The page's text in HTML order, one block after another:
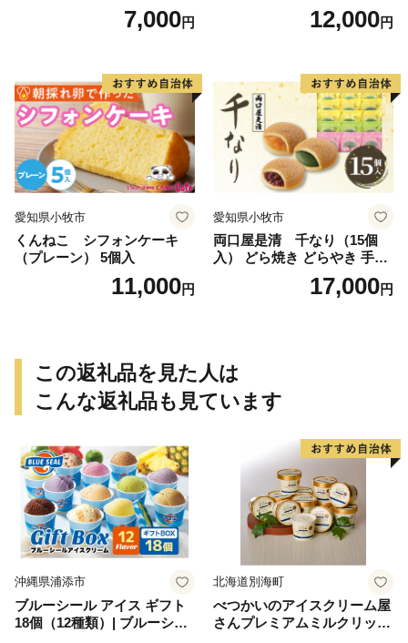
7,000円 12,000円
愛知県小牧市
くんねこ シフォンケーキ
（プレーン） 5個入
11,000円
愛知県小牧市
両口屋是清 千なり（15個
入） どら焼き どらやき 手土
産 お土産 土産 丹波大納言小
豆 抹茶 林檎 りんご 慶事 お
17,000円
この返礼品を見た人は
こんな返礼品も見ています
沖縄県浦添市
ブルーシール アイス ギフト
18個（12種類）| ブルーシー
ルアイス ブルーシールアイ
北海道別海町
べつかいのアイスクリーム屋
さんプレミアムミルクリッチ
12個（AP-01）（ 北海道アイ